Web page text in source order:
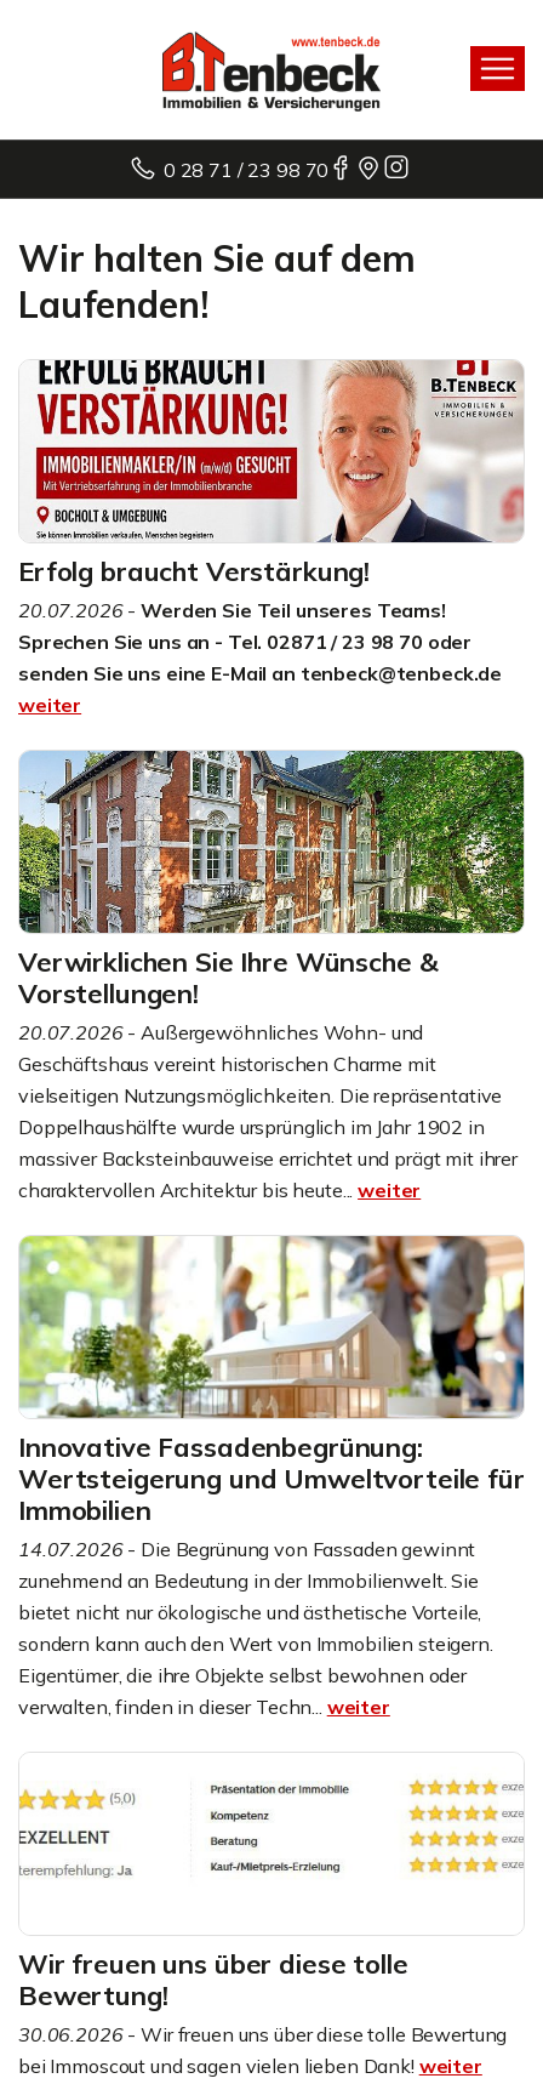
0 28 71 / 23 98 70
Wir halten Sie auf dem
Laufenden!
Erfolg braucht Verstärkung!
20.07.2026-Werden Sie Teil unseres Teams!
Sprechen Sie uns an - Tel. 02871 / 23 98 70 oder
senden Sie uns eine E-Mail an tenbeck@tenbeck.de
weiter
Verwirklichen Sie Ihre Wünsche &
Vorstellungen!
20.07.2026- Außergewöhnliches Wohn- und
Geschäftshaus vereint historischen Charme mit
vielseitigen Nutzungsmöglichkeiten. Die repräsentative
Doppelhaushälfte wurde ursprünglich im Jahr 1902 in
massiver Backsteinbauweise errichtet und prägt mit ihrer
charaktervollen Architektur bis heute...weiter
Innovative Fassadenbegrünung:
Wertsteigerung und Umweltvorteile für
Immobilien
14.07.2026- Die Begrünung von Fassaden gewinnt
zunehmend an Bedeutung in der Immobilienwelt. Sie
bietet nicht nur ökologische und ästhetische Vorteile,
sondern kann auch den Wert von Immobilien steigern.
Eigentümer, die ihre Objekte selbst bewohnen oder
verwalten, finden in dieser Techn... weiter
Wir freuen uns über diese tolle
Bewertung!
30.06.2026- Wir freuen uns über diese tolle Bewertung
bei Immoscout und sagen vielen lieben Dank! weiter